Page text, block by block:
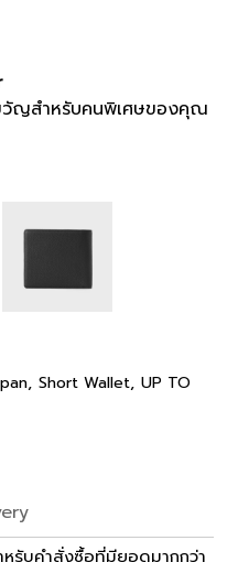
วัญสำหรับคนพิเศษของคุณ
, Short Wallet, UP TO
รับคำสั่งซื้อที่มียอดมากกว่า